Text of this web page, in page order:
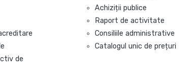
de
Achiziții publice
Raport de activitate
Consiliile administrative
Catalogul unic de prețuri